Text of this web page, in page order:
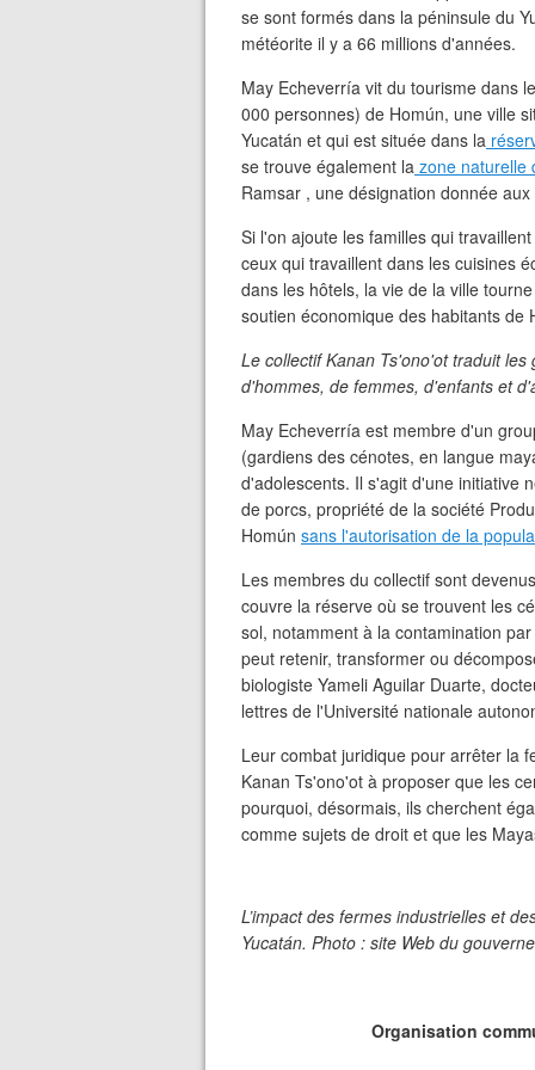
se sont formés dans la péninsule du
météorite il y a 66 millions d'années.
May Echeverría vit du tourisme dans
000 personnes) de Homún, une ville
Yucatán et qui est située dans la
se trouve également la zone naturelle
Ramsar , une désignation donnée
Si l'on ajoute les familles qui
ceux qui travaillent dans les cuisines
dans les hôtels, la vie de la ville
soutien économique des habitants de
Le collectif Kanan Ts'ono'ot traduit
d'hommes, de femmes, d'enfants et
May Echeverría est membre d'un
(gardiens des cénotes, en langue
d'adolescents. Il s'agit d'une initiative
de porcs, propriété de la société
Homún sans l'autorisation de la
Les membres du collectif sont
couvre la réserve où se trouvent les
sol, notamment à la contamination
peut retenir, transformer ou
biologiste Yameli Aguilar Duarte,
lettres de l'Université nationale
Leur combat juridique pour arrêter la
Kanan Ts'ono'ot à proposer que les
pourquoi, désormais, ils cherchent
comme sujets de droit et que les
L’impact des fermes industrielles et
Yucatán. Photo : site Web du
Organisation